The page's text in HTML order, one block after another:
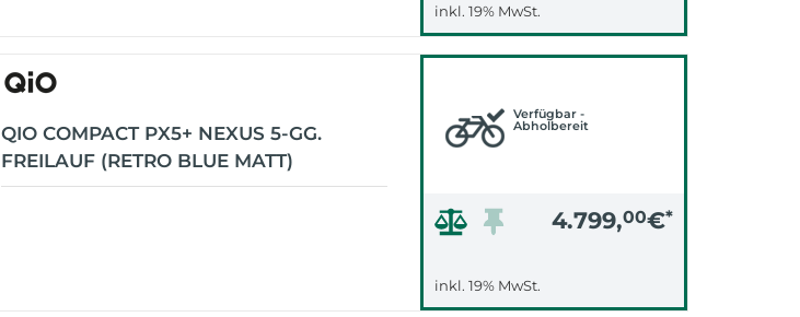
inkl. 19% MwSt.
QIO COMPACT PX5+ NEXUS 5-GG.
FREILAUF (RETRO BLUE MATT)
Verfügbar -
Abholbereit
4.799,00€*
inkl. 19% MwSt.